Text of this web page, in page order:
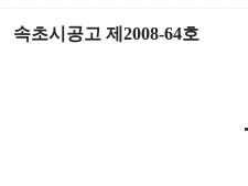
속초시공고 제2008-64호